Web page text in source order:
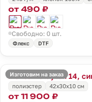
от 490 ₽
Свободно: 0 шт.
Флекс DTF
Изготовим на заказ
Рюкзак Clayton 14,
полиэстер
42x30x10 см
от 11 900 ₽